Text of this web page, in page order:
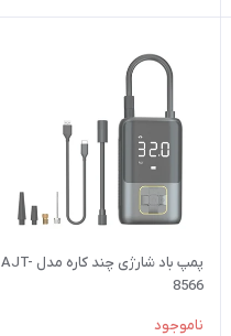
پمپ باد شارژی چند کاره مدل AJT-
8566
ناموجود